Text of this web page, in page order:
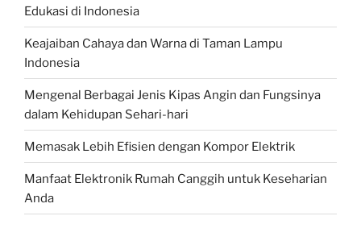
Edukasi di Indonesia
Keajaiban Cahaya dan Warna di Taman Lampu
Indonesia
Mengenal Berbagai Jenis Kipas Angin dan Fungsinya
dalam Kehidupan Sehari-hari
Memasak Lebih Efisien dengan Kompor Elektrik
Manfaat Elektronik Rumah Canggih untuk Keseharian
Anda